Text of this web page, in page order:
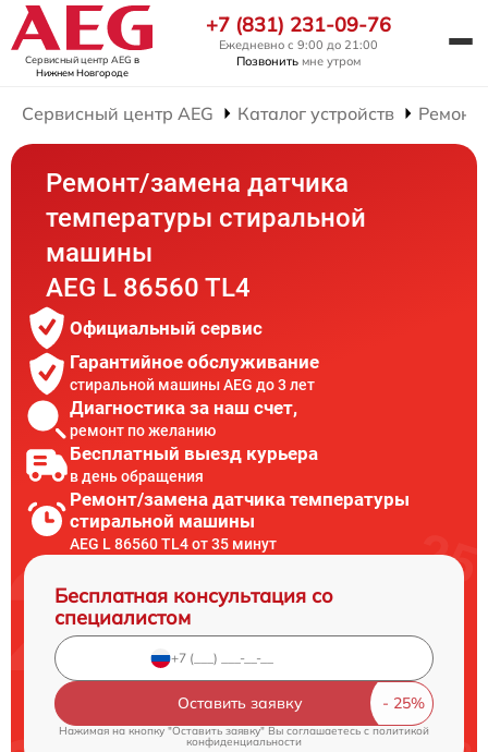
Сервисный центр AEG в
Нижнем Новгороде
+7 (831) 231-09-76
Ежедневно с 9:00 до 21:00
Позвонить мне утром
Сервисный центр AEG Каталог устройств Ремонт
Ремонт/замена датчика
температуры стиральной
машины
AEG L 86560 TL4
Официальный сервис
Гарантийное обслуживание
стиральной машины AEG до 3 лет
Диагностика за наш счет,
ремонт по желанию
Бесплатный выезд курьера
в день обращения
Ремонт/замена датчика температуры
стиральной машины
AEG L 86560 TL4 от 35 минут
Бесплатная консультация со
специалистом
Оставить заявку
Нажимая на кнопку "Оставить заявку" Вы соглашаетесь cполитикой
конфиденциальности